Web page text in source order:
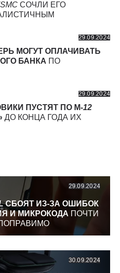
СОЧЛИ ЕГО
29.09.2024
МОГУТ ОПЛАЧИВАТЬ
БАНКА ПО
29.09.2024
ПУСТЯТ ПО М-12
ДО КОНЦА ГОДА ИХ
29.09.2024
СБОЯТ ИЗ-ЗА ОШИБОК
И МИКРОКОДА ПОЧТИ
30.09.2024